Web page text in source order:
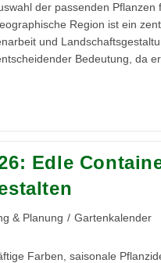
der passenden Pflanzen
Region ist ein
und
Bedeutung, da
Edle
& Planung / Gartenkalender
Farben, saisonale